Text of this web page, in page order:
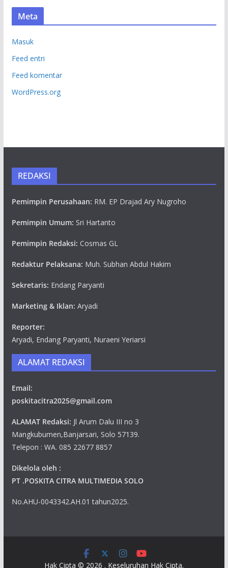
Meta
Masuk
Feed entri
Feed komentar
WordPress.org
REDAKSI
Pemimpin Perusahaan: RM. EP Drajad Ary Nugroho
Pemimpin Umum: Sri Hartanto
Pemimpin Redaksi: Cosmas GL
Redaktur Pelaksana: Muh. Subhan Abdul Hakim
Sekretaris: Endang Paryanti
Marketing & Iklan: Aryadi
Reporter:
Aryadi, Endang Paryanti, Nuraeni Yeriarsi
ALAMAT REDAKSI
Email:
poskitacitra2025@gmail.com
ALAMAT Redaksi: Jl Arum Dalu III no 3
Mangkubumen,Banjarsari, Solo 57139.
Telepon : WA. 085 22677 8857
Dikelola oleh :
PT .POSKITA CITRA MULTIMEDIA SOLO
No.AHU-0043342.AH.01 tahun2025.
Hak Cipta © 2026 . Keseluruhan Hak Cipta.